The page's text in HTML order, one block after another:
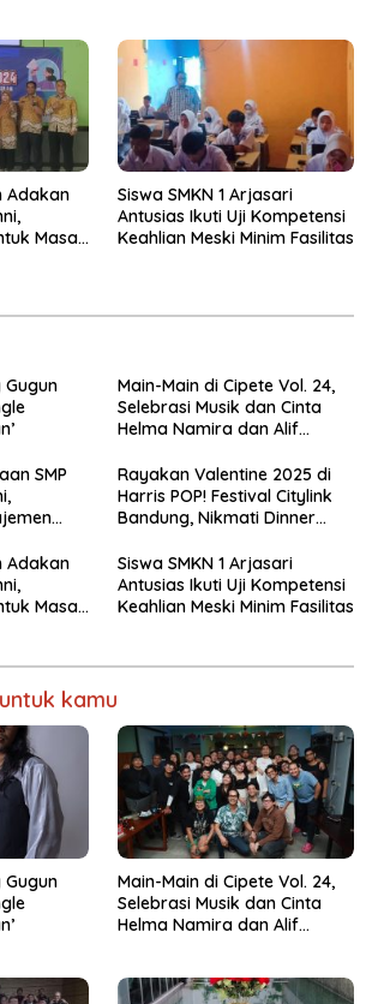
Adakan
Masa
Siswa SMKN 1 Arjasari
Antusias Ikuti Uji Kompetensi
Keahlian Meski Minim Fasilitas
Main-Main di Cipete Vol. 24,
Selebrasi Musik dan Cinta
Helma Namira dan Alif
SMP
Rayakan Valentine 2025 di
Harris POP! Festival Citylink
Bandung, Nikmati Dinner
Spesial
Adakan
Masa
Siswa SMKN 1 Arjasari
Antusias Ikuti Uji Kompetensi
Keahlian Meski Minim Fasilitas
kamu
Main-Main di Cipete Vol. 24,
Selebrasi Musik dan Cinta
Helma Namira dan Alif